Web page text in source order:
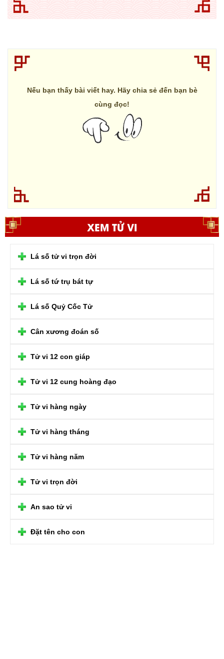
Nếu bạn thấy bài viết hay. Hãy chia sẻ đến bạn bè
cùng đọc!
XEM TỬ VI
Lá số tử vi trọn đời
Lá số tứ trụ bát tự
Lá số Quỷ Cốc Tử
Cân xương đoán số
Tử vi 12 con giáp
Tử vi 12 cung hoàng đạo
Tử vi hàng ngày
Tử vi hàng tháng
Tử vi hàng năm
Tử vi trọn đời
An sao tử vi
Đặt tên cho con